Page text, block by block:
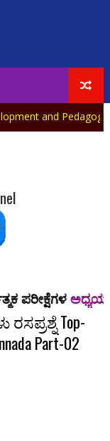
Pedagogy Quiz in
ಸಾಮಗ್ರಿ,
Top-
Part-02